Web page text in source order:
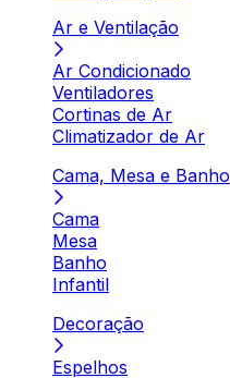
Ar e Ventilação
Ar Condicionado
Ventiladores
Cortinas de Ar
Climatizador de Ar
Cama, Mesa e Banho
Cama
Mesa
Banho
Infantil
Decoração
Espelhos